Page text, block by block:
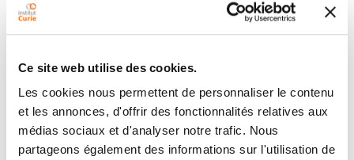
Ce site web utilise des cookies.
Les cookies nous permettent de personnaliser le contenu
et les annonces, d'offrir des fonctionnalités relatives aux
médias sociaux et d'analyser notre trafic. Nous
partageons également des informations sur l'utilisation de
M Brunori, N Mathieu, M Ricoul, S Bauwens, C E
Puisieux, D Décimo, A Puisieux, L Sabatier, E Gilson
Membres